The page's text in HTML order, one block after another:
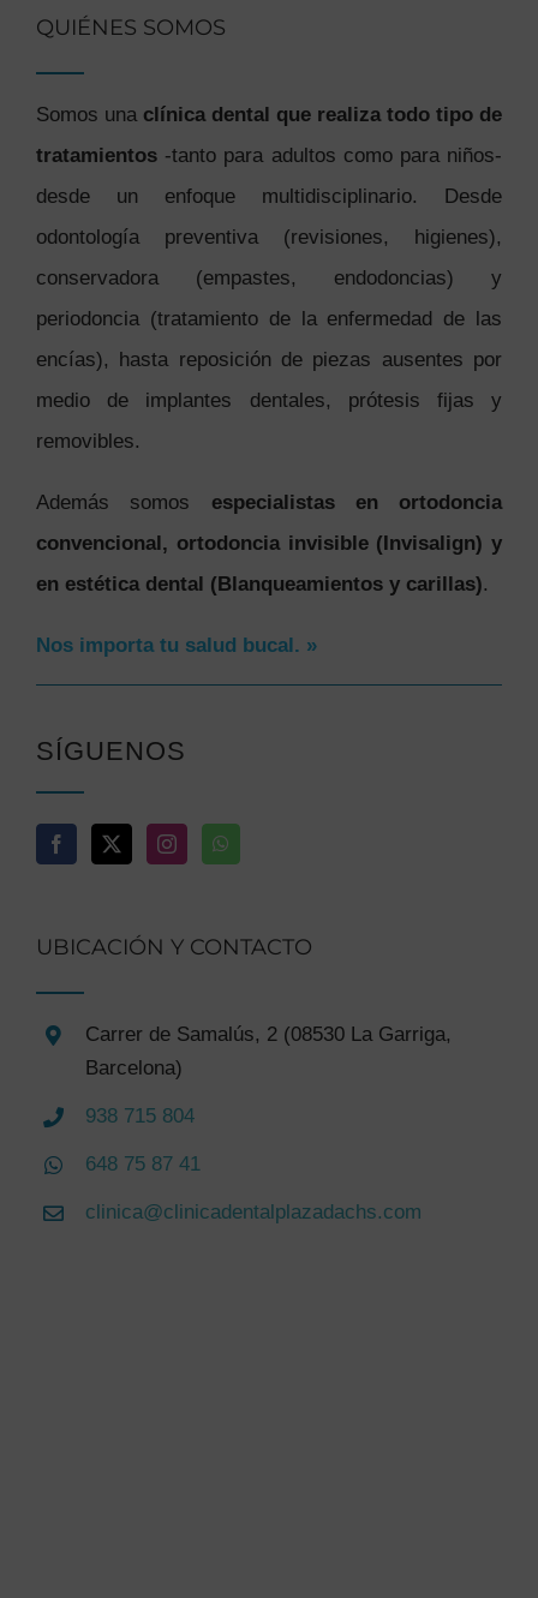
QUIÉNES SOMOS
Somos una clínica dental que realiza todo tipo de
tratamientos -tanto para adultos como para niños-
desde un enfoque multidisciplinario. Desde
odontología preventiva (revisiones, higienes),
conservadora (empastes, endodoncias) y
periodoncia (tratamiento de la enfermedad de las
encías), hasta reposición de piezas ausentes por
medio de implantes dentales, prótesis fijas y
removibles.
Además somos especialistas en ortodoncia
convencional, ortodoncia invisible (Invisalign) y
en estética dental (Blanqueamientos y carillas).
Nos importa tu salud bucal. »
SÍGUENOS
UBICACIÓN Y CONTACTO
Carrer de Samalús, 2 (08530 La Garriga,
Barcelona)
938 715 804
648 75 87 41
clinica@clinicadentalplazadachs.com